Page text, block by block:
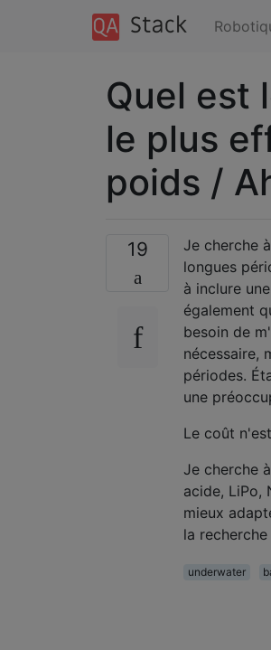
Quel est
le plus
poids /
19
Je cherche
longues
à inclure
également
besoin de
nécessaire,
périodes.
une
Le coût
Je cherche
acide, LiPo,
mieux
la
underwater